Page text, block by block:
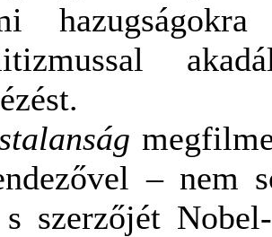
– nem
s szerzőjét